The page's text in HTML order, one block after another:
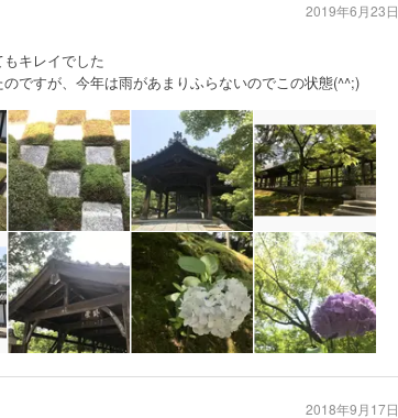
キレイでした
ですが、今年は雨があまりふらないのでこの状態(^^;)
2019年6月23日
2018年9月17日